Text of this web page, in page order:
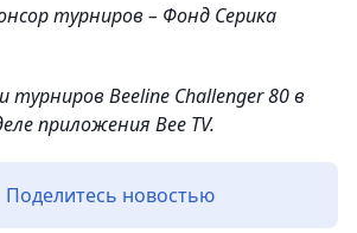
турниров – Фонд Серика
Beeline Challenger 80 в
приложения Bee TV.
Поделитесь новостью